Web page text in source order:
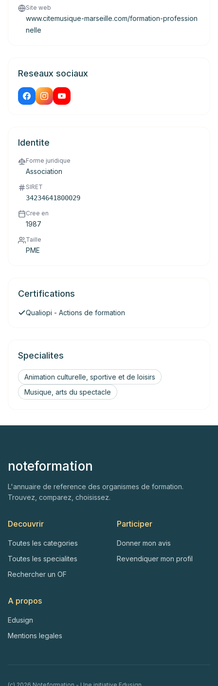
Site web
www.citemusique-marseille.com/formation-profession
nelle
Reseaux sociaux
Identite
Forme juridique
Association
SIRET
34234641800029
Cree en
1987
Taille
PME
Certifications
Qualiopi - Actions de formation
Specialites
Animation culturelle, sportive et de loisirs
Musique, arts du spectacle
noteformation
L'annuaire de reference des organismes de formation.
Trouvez, comparez, choisissez.
Decouvrir
Toutes les categories
Toutes les specialites
Rechercher un OF
Participer
Donner mon avis
Revendiquer mon profil
A propos
Edusign
Mentions legales